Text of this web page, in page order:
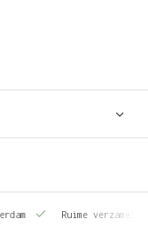
Ruime verzameling